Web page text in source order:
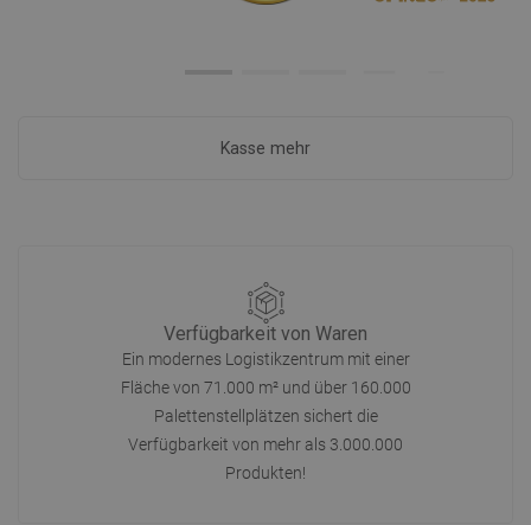
Kasse mehr
Verfügbarkeit von Waren
Ein modernes Logistikzentrum mit einer
Fläche von 71.000 m² und über 160.000
Palettenstellplätzen sichert die
Verfügbarkeit von mehr als 3.000.000
Produkten!